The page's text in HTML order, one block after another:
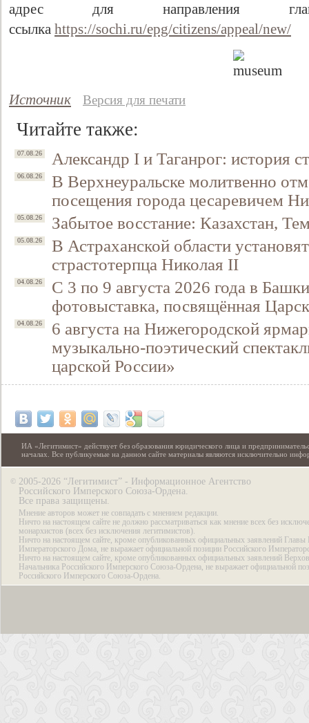
адрес для направления
ссылка https://sochi.ru/epg/citizens/appeal/new/
Источник Версия для печати
Читайте также:
07.08.26 Александр I и Таганрог: история
06.08.26
В Верхнеуральске молитвенно
посещения города цесаревичем
05.08.26 Забытое восстание: Казахстан,
05.08.26
В Астраханской области
страстотерпца Николая II
04.08.26
С 3 по 9 августа 2026 года в
фотовыставка, посвящённая
04.08.26
6 августа на Нижегородской
музыкально-поэтический
царской России»
ИА «Легитимист» действует без образования юридического лица и
началах. Все публикуемые на данном сайте материалы являются исключительно
© 2005-2026 “Легитимист” - Информационное Агентство
Российского Имперского Союза-Ордена.
Все права защищены.
Мнение авторов может не совпадать с мнением редакции.
Ничто на настоящем сайте не должно рассматриваться как мнение всех без
монархистов (всех без исключения легитимистов).
Ничто на настоящем сайте, кроме опубликованных официальных заявлений Главы
Императорского Дома, не выражает официальной позиции Российского
Ничто на настоящем сайте, кроме опубликованных официальных заявлений
Начальника Российского Имперского Союза-Ордена, не выражает официальной
Российского Имперского Союза-Ордена.